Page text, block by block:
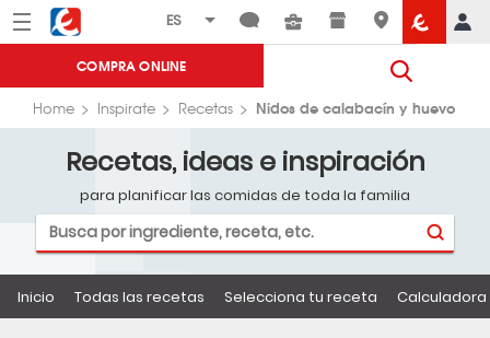
Menú Eroski
COMPRA ONLINE
Home Inspirate Recetas Nidos de calabacín y huevo
Recetas, ideas e inspiración
para planificar las comidas de toda la familia
Inicio Todas las recetas Selecciona tu receta